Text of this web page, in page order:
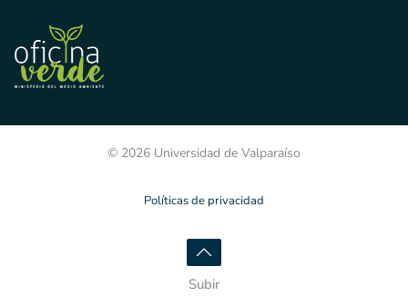
© 2026 Universidad de Valparaíso
Políticas de privacidad
Subir